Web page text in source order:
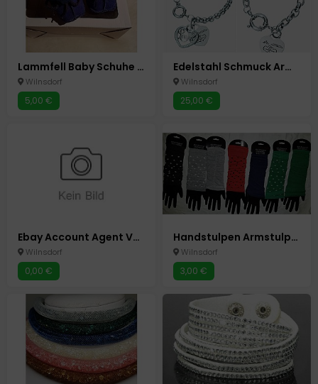
Lammfell Baby Schuhe Pantoffeln Schühchen gr 16/17 blau Neu Unisex Wagenschuhe
Wilnsdorf
5,00 €
Edelstahl Schmuck Armband Bettelarmband Neu
Wilnsdorf
25,00 €
Ebay Account Agent Verwaltung Erstellen Homeoffice
Wilnsdorf
0,00 €
Handstulpen Armstulpen Pulswärmer Handschuhe ohne Finger 7 Farben
Wilnsdorf
3,00 €